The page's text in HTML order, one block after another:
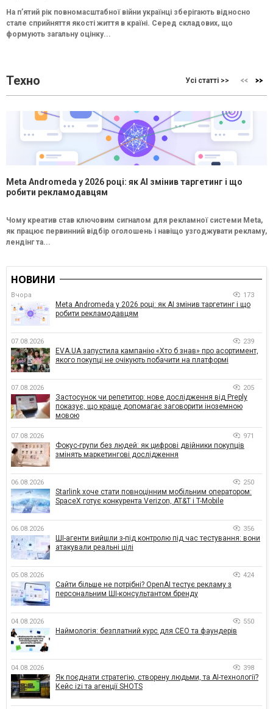
На п’ятий рік повномасштабної війни українці зберігають відносно
стале сприйняття якості життя в країні. Серед складових, що
формують загальну оцінку...
Техно Усі статті >>
Meta Andromeda у 2026 році: як AI змінив таргетинг і що
робити рекламодавцям
Чому креатив став ключовим сигналом для рекламної системи Meta,
як працює первинний відбір оголошень і навіщо узгоджувати рекламу,
лендінг та...
НОВИНИ
Вчора 173
Meta Andromeda у 2026 році: як AI змінив таргетинг і що
робити рекламодавцям
07.08.2026 239
EVA.UA запустила кампанію «Хто б знав» про асортимент,
якого покупці не очікують побачити на платформі
07.08.2026 205
Застосунок чи репетитор: нове дослідження від Preply
показує, що краще допомагає заговорити іноземною
мовою
07.08.2026 971
Фокус-групи без людей: як цифрові двійники покупців
змінять маркетингові дослідження
06.08.2026 250
Starlink хоче стати повноцінним мобільним оператором:
SpaceX готує конкурента Verizon, AT&T і T-Mobile
06.08.2026 356
ШІ-агенти вийшли з-під контролю під час тестування: вони
атакували реальні цілі
05.08.2026 424
Сайти більше не потрібні? OpenAI тестує рекламу з
персональним ШІ-консультантом бренду
04.08.2026 550
Наймологія: безплатний курс для CEO та фаундерів
04.08.2026 398
Як поєднати стратегію, створену людьми, та AI-технології?
Кейс izi та агенції SHOTS